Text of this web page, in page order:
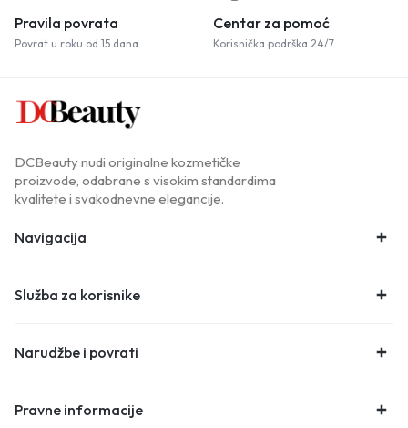
Pravila povrata
Povrat u roku od 15 dana
Centar za pomoć
Korisnička podrška 24/7
DCBeauty nudi originalne kozmetičke
proizvode, odabrane s visokim standardima
kvalitete i svakodnevne elegancije.
Navigacija
Služba za korisnike
Narudžbe i povrati
Pravne informacije